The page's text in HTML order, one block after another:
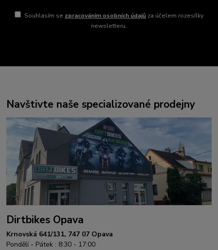
Souhlasím se zpracováním osobních údajůza účelem rozesílky
newsletteru.
Navštivte naše specializované prodejny
Dirtbikes Opava
Krnovská 641/131, 747 07 Opava
Pondělí - Pátek : 8:30 - 17:00